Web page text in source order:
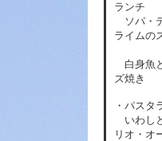
ランチ
ソパ・
ライムの
白身魚
ズ焼き
・パスタ
いわし
リオ・オ